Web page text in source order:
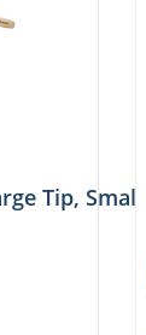
Tip, Small